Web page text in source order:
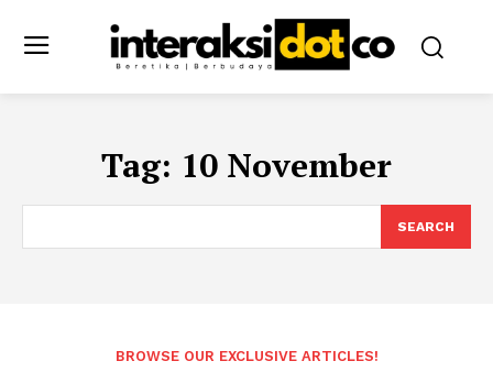
Tag: 10 November
SEARCH
BROWSE OUR EXCLUSIVE ARTICLES!